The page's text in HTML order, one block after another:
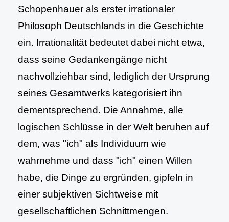
Schopenhauer als erster irrationaler
Philosoph Deutschlands in die Geschichte
ein. Irrationalität bedeutet dabei nicht etwa,
dass seine Gedankengänge nicht
nachvollziehbar sind, lediglich der Ursprung
seines Gesamtwerks kategorisiert ihn
dementsprechend. Die Annahme, alle
logischen Schlüsse in der Welt beruhen auf
dem, was "ich" als Individuum wie
wahrnehme und dass "ich" einen Willen
habe, die Dinge zu ergründen, gipfeln in
einer subjektiven Sichtweise mit
gesellschaftlichen Schnittmengen.